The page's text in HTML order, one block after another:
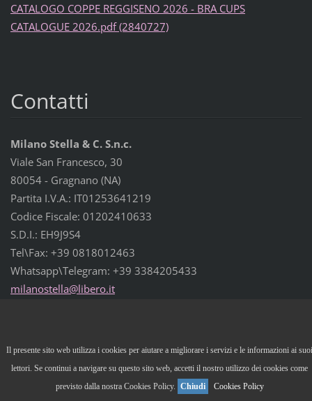
CATALOGO COPPE REGGISENO 2026 - BRA CUPS
CATALOGUE 2026.pdf (2840727)
Il presente sito web utilizza i cookies per aiutare a migliorare i servizi e le informazioni ai suoi
lettori. Se continui a navigare su questo sito web, accetti il nostro utilizzo dei cookies come
previsto dalla nostra Cookies Policy. Chiudi Cookies Policy
Contatti
Milano Stella & C. S.n.c.
Viale San Francesco, 30
80054 - Gragnano (NA)
Partita I.V.A.: IT01253641219
Codice Fiscale: 01202410633
S.D.I.: EH9J9S4
Tel\Fax: +39 0818012463
Whatsapp\Telegram: +39 3384205433
milanostella@libero.it
© 2012 Tutti i diritti riservati.